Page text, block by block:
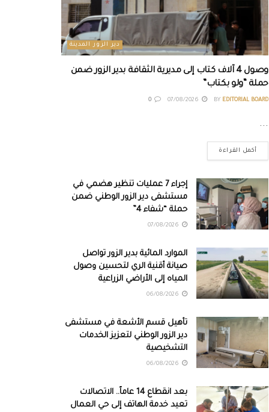
دير الزور المدينة
وصول 4 آلاف كتاب إلى مديرية الثقافة بدير الزور ضمن
حملة “ولو بكتاب”
BY EDITORIAL BOARD
0
...
أكمل القراءة
إجراء 7 عمليات تنظير هضمي في
مستشفى دير الزور الوطني ضمن
حملة “شفاء 4”
الموارد المائية بدير الزور تواصل
صيانة أقنية الري لتحسين وصول
المياه إلى الأراضي الزراعية
تأهيل قسم الأشعة في مستشفى
دير الزور الوطني لتعزيز الخدمات
التشخيصية
بعد انقطاع 14 عاماً.. الاتصالات
تعيد خدمة الهاتف إلى حي العمال